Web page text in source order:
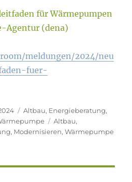
für Wärmepumpen
Agentur (dena)
meldungen/2024/neu
fuer-
Kategorien
Altbau, Energieberatung,
Schlagwörter
Altbau,
, Modernisieren,Wärmepumpe